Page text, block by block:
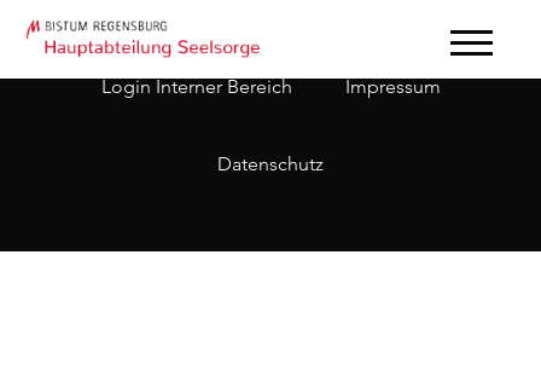
Login Interner Bereich Impressum
Datenschutz